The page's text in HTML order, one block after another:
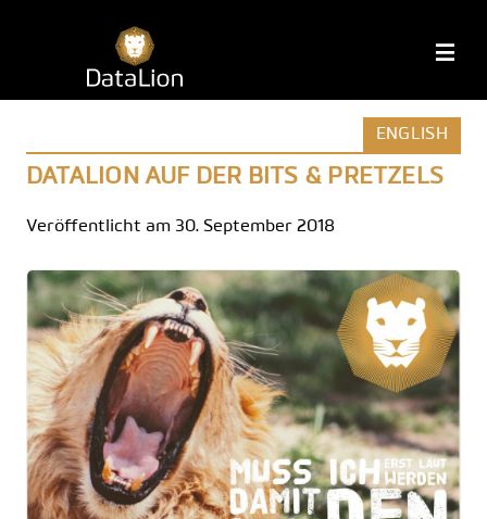
ENGLISH
DATALION AUF DER BITS & PRETZELS
Veröffentlicht am 30. September 2018